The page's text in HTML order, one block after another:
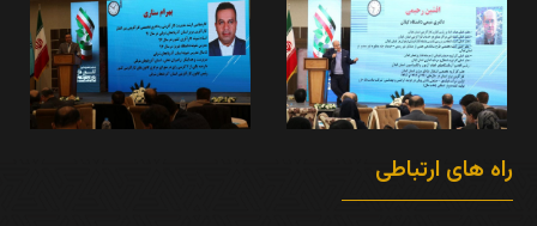
راه های ارتباطی